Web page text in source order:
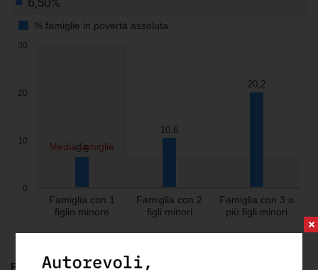
FONTE:elaborazione openpolis - Con i Bambini su dati Istat